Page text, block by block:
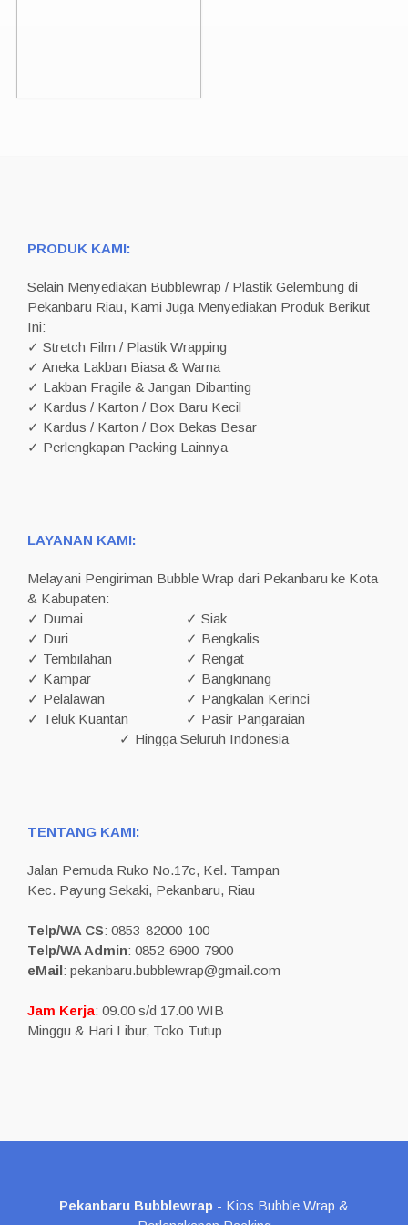
PRODUK KAMI:
Selain Menyediakan Bubblewrap / Plastik Gelembung di
Pekanbaru Riau, Kami Juga Menyediakan Produk Berikut
Ini:
✓ Stretch Film / Plastik Wrapping
✓ Aneka Lakban Biasa & Warna
✓ Lakban Fragile & Jangan Dibanting
✓ Kardus / Karton / Box Baru Kecil
✓ Kardus / Karton / Box Bekas Besar
✓ Perlengkapan Packing Lainnya
LAYANAN KAMI:
Melayani Pengiriman Bubble Wrap dari Pekanbaru ke Kota
& Kabupaten:
✓ Dumai
✓ Siak
✓ Duri
✓ Bengkalis
✓ Tembilahan
✓ Rengat
✓ Kampar
✓ Bangkinang
✓ Pelalawan
✓ Pangkalan Kerinci
✓ Teluk Kuantan
✓ Pasir Pangaraian
✓ Hingga Seluruh Indonesia
TENTANG KAMI:
Jalan Pemuda Ruko No.17c, Kel. Tampan
Kec. Payung Sekaki, Pekanbaru, Riau
Telp/WA CS: 0853-82000-100
Telp/WA Admin: 0852-6900-7900
eMail: pekanbaru.bubblewrap@gmail.com
Jam Kerja: 09.00 s/d 17.00 WIB
Minggu & Hari Libur, Toko Tutup
Pekanbaru Bubblewrap - Kios Bubble Wrap &